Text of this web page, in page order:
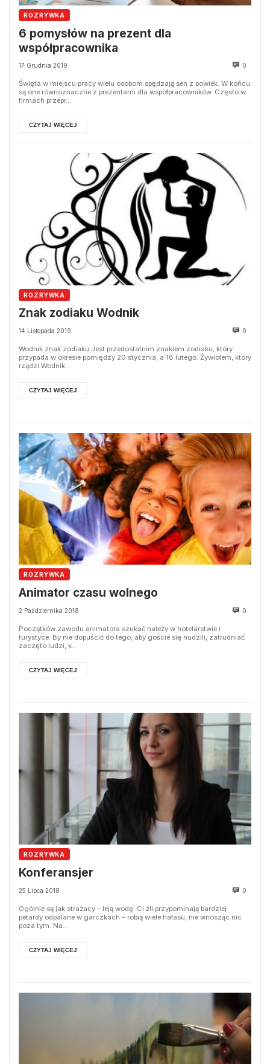
ROZRYWKA
6 pomysłów na prezent dla
współpracownika
17 Grudnia 2019 0
Święta w miejscu pracy wielu osobom spędzają sen z powiek. W końcu
są one równoznaczne z prezentami dla współpracowników. Często w
firmach przepr...
CZYTAJ WIĘCEJ
ROZRYWKA
Znak zodiaku Wodnik
14 Listopada 2019 0
Wodnik znak zodiaku Jest przedostatnim znakiem zodiaku, który
przypada w okresie pomiędzy 20 stycznia, a 18 lutego. Żywiołem, który
rządzi Wodnik...
CZYTAJ WIĘCEJ
ROZRYWKA
Animator czasu wolnego
2 Października 2018 0
Początków zawodu animatora szukać należy w hotelarstwie i
turystyce. By nie dopuścić do tego, aby goście się nudzili, zatrudniać
zaczęto ludzi, k...
CZYTAJ WIĘCEJ
ROZRYWKA
Konferansjer
25 Lipca 2018 0
Ogólnie są jak strażacy – leją wodę. Ci źli przypominają bardziej
petardy odpalane w garczkach – robią wiele hałasu, nie wnosząc nic
poza tym. Na...
CZYTAJ WIĘCEJ